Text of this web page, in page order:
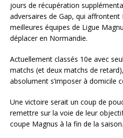
jours de récupération
adversaires de Gap, qui affrontent
meilleures équipes de Ligue
déplacer en Normandie.
Actuellement classés 10e avec
matchs (et deux matchs de
absolument s’imposer à domicile
Une victoire serait un coup de
remettre sur la voie de leur
coupe Magnus à la fin de la saison.